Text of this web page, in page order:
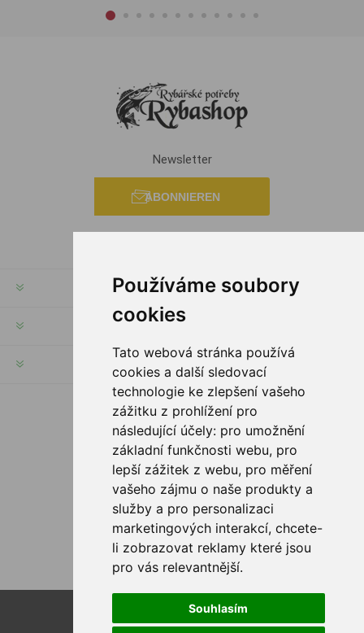
Používáme soubory
cookies
Tato webová stránka používá
cookies a další sledovací
technologie ke zlepšení vašeho
zážitku z prohlížení pro
následující účely: pro umožnění
základní funkčnosti webu, pro
lepší zážitek z webu, pro měření
vašeho zájmu o naše produkty a
služby a pro personalizaci
marketingových interakcí, chcete-
li zobrazovat reklamy které jsou
pro vás relevantnější.
Souhlasím
Newsletter
ABONNIEREN
RECHTE & FRISTEN
KUNDENSERVICE
HILFE & SERVICE
FOLGE UNS
ZAHLUNGSMÖGLICHKEITEN
Powered bynopCommerce